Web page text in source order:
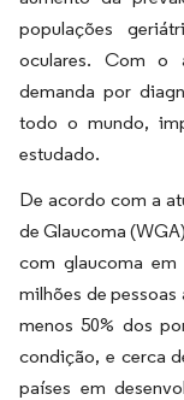
populações
oculares. Com o
demanda por
todo o mundo,
estudado.
De acordo com a
de Glaucoma
com glaucoma
milhões de
menos 50% dos
condição, e cerca
países em